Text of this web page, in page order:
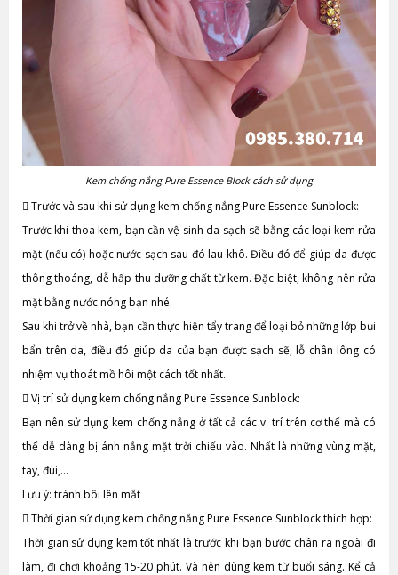
Kem chống nắng Pure Essence Block cách sử dụng
 Trước và sau khi sử dụng kem chống nắng Pure Essence Sunblock:
Trước khi thoa kem, bạn cần vệ sinh da sạch sẽ bằng các loại kem rửa
mặt (nếu có) hoặc nước sạch sau đó lau khô. Điều đó để giúp da được
thông thoáng, dễ hấp thu dưỡng chất từ kem. Đặc biệt, không nên rửa
mặt bằng nước nóng bạn nhé.
Sau khi trở về nhà, bạn cần thực hiện tẩy trang để loại bỏ những lớp bụi
bẩn trên da, điều đó giúp da của bạn được sạch sẽ, lỗ chân lông có
nhiệm vụ thoát mồ hôi một cách tốt nhất.
 Vị trí sử dụng kem chống nắng Pure Essence Sunblock:
Bạn nên sử dụng kem chống nắng ở tất cả các vị trí trên cơ thể mà có
thể dễ dàng bị ánh nắng mặt trời chiếu vào. Nhất là những vùng mặt,
tay, đùi,…
Lưu ý: tránh bôi lên mắt
 Thời gian sử dụng kem chống nắng Pure Essence Sunblock thích hợp:
Thời gian sử dụng kem tốt nhất là trước khi bạn bước chân ra ngoài đi
làm, đi chơi khoảng 15-20 phút. Và nên dùng kem từ buổi sáng. Kể cả